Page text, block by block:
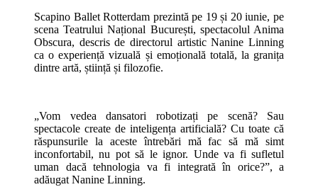
Scapino Ballet Rotterdam prezintă pe 19 și 20 iunie, pe
scena Teatrului Național București, spectacolul Anima
Obscura, descris de directorul artistic Nanine Linning
ca o experiență vizuală și emoțională totală, la granița
dintre artă, știință și filozofie.
„Vom vedea dansatori robotizați pe scenă? Sau
spectacole create de inteligența artificială? Cu toate că
răspunsurile la aceste întrebări mă fac să mă simt
inconfortabil, nu pot să le ignor. Unde va fi sufletul
uman dacă tehnologia va fi integrată în orice?”, a
adăugat Nanine Linning.